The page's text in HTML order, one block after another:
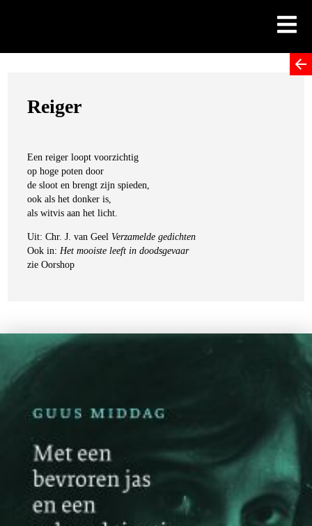
Reiger
Een reiger loopt voorzichtig
op hoge poten door
de sloot en brengt zijn spieden,
ook als het donker is,
als witvis aan het licht.
Uit: Chr. J. van Geel Verzamelde gedichten
Ook in:Het mooiste leeft in doodsgevaar
zie Oorshop